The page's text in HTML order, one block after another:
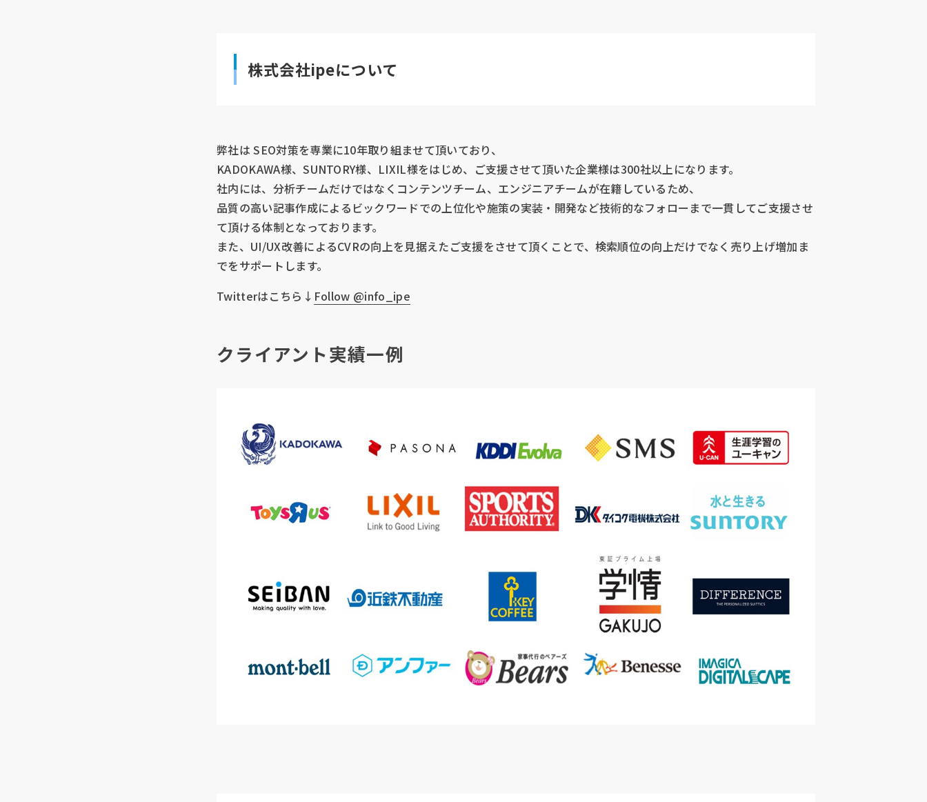
株式会社ipeについて
弊社は SEO対策を専業に10年取り組ませて頂いており、
KADOKAWA様、SUNTORY様、LIXIL様をはじめ、ご支援させて頂いた企業様は300社以上になります。
社内には、分析チームだけではなくコンテンツチーム、エンジニアチームが在籍しているため、
品質の高い記事作成によるビックワードでの上位化や施策の実装・開発など技術的なフォローまで一貫してご支援させ
て頂ける体制となっております。
また、UI/UX改善によるCVRの向上を見据えたご支援をさせて頂くことで、検索順位の向上だけでなく売り上げ増加ま
でをサポートします。
Twitterはこちら↓ Follow @info_ipe
クライアント実績一例